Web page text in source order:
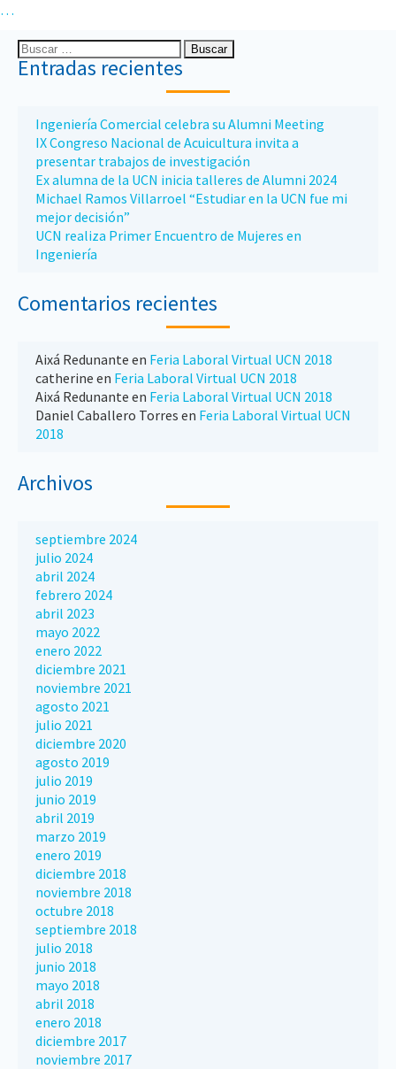
…
Entradas recientes
Ingeniería Comercial celebra su Alumni Meeting
IX Congreso Nacional de Acuicultura invita a
presentar trabajos de investigación
Ex alumna de la UCN inicia talleres de Alumni 2024
Michael Ramos Villarroel “Estudiar en la UCN fue mi
mejor decisión”
UCN realiza Primer Encuentro de Mujeres en
Ingeniería
Comentarios recientes
Aixá Redunante en Feria Laboral Virtual UCN 2018
catherine en Feria Laboral Virtual UCN 2018
Aixá Redunante en Feria Laboral Virtual UCN 2018
Daniel Caballero Torres en Feria Laboral Virtual UCN
2018
Archivos
septiembre 2024
julio 2024
abril 2024
febrero 2024
abril 2023
mayo 2022
enero 2022
diciembre 2021
noviembre 2021
agosto 2021
julio 2021
diciembre 2020
agosto 2019
julio 2019
junio 2019
abril 2019
marzo 2019
enero 2019
diciembre 2018
noviembre 2018
octubre 2018
septiembre 2018
julio 2018
junio 2018
mayo 2018
abril 2018
enero 2018
diciembre 2017
noviembre 2017